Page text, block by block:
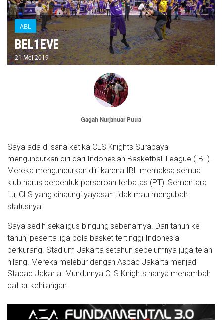
ABL
BEL1EVE
21 Mei 2019
Gagah Nurjanuar Putra
Saya ada di sana ketika CLS Knights Surabaya
mengundurkan diri dari Indonesian Basketball League (IBL).
Mereka mengundurkan diri karena IBL memaksa semua
klub harus berbentuk perseroan terbatas (PT). Sementara
itu, CLS yang dinaungi yayasan tidak mau mengubah
statusnya.
Saya sedih sekaligus bingung sebenarnya. Dari tahun ke
tahun, peserta liga bola basket tertinggi Indonesia
berkurang. Stadium Jakarta setahun sebelumnya juga telah
hilang. Mereka melebur dengan Aspac Jakarta menjadi
Stapac Jakarta. Mundurnya CLS Knights hanya menambah
daftar kehilangan.